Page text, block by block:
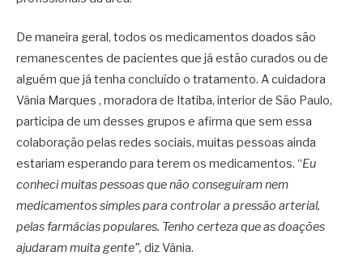
De maneira geral, todos os medicamentos doados são
remanescentes de pacientes que já estão curados ou de
alguém que já tenha concluído o tratamento. A cuidadora
Vânia Marques , moradora de Itatiba, interior de São Paulo,
participa de um desses grupos e afirma que sem essa
colaboração pelas redes sociais, muitas pessoas ainda
estariam esperando para terem os medicamentos. “Eu
conheci muitas pessoas que não conseguiram nem
medicamentos simples para controlar a pressão arterial,
pelas farmácias populares. Tenho certeza que as doações
ajudaram muita gente”, diz Vânia.